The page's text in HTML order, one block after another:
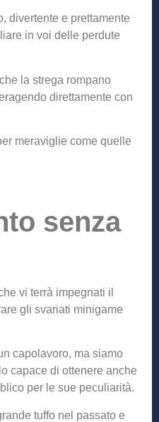
divertente e prettamente
in voi delle perdute
la strega rompano
direttamente con
meraviglie come quelle
senza
vi terrà impegnati il
gli svariati minigame
capolavoro, ma siamo
capace di ottenere anche
per le sue peculiarità.
tuffo nel passato e